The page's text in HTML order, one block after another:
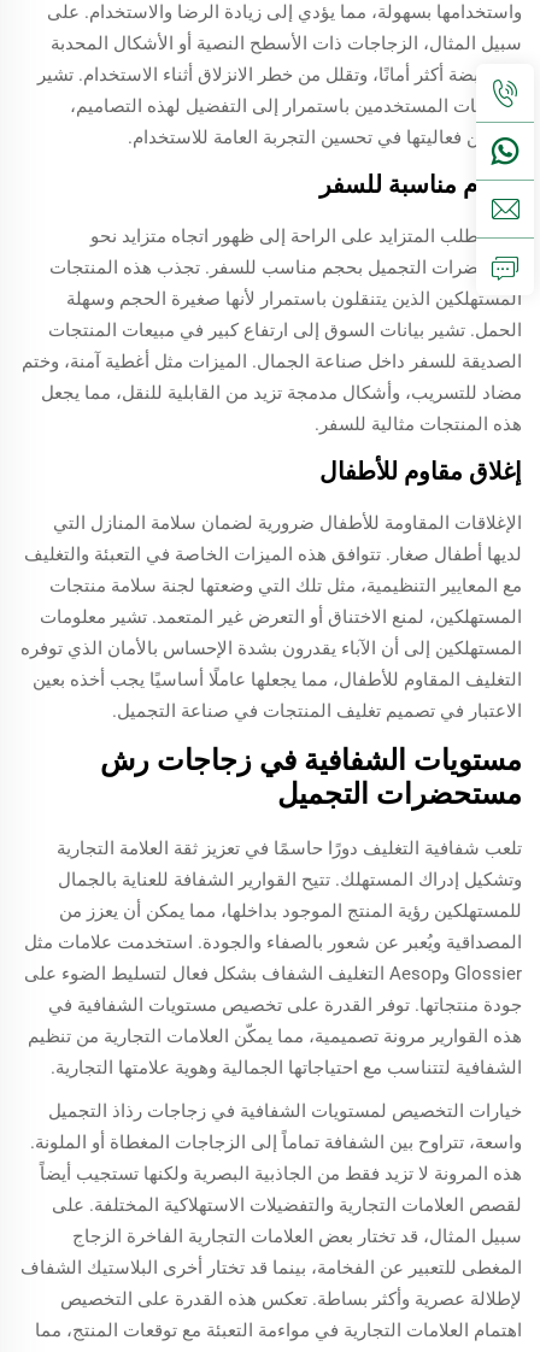
واستخدامها بسهولة، مما يؤدي إلى زيادة الرضا والاستخدام. على
سبيل المثال، الزجاجات ذات الأسطح النصية أو الأشكال المحدبة
تتيح قبضة أكثر أمانًا، وتقلل من خطر الانزلاق أثناء الاستخدام. تشير
ملاحظات المستخدمين باستمرار إلى التفضيل لهذه التصاميم،
مؤكدين فعاليتها في تحسين التجربة العامة للاستخدام.
أحجام مناسبة للسفر
أدى الطلب المتزايد على الراحة إلى ظهور اتجاه متزايد نحو
مستحضرات التجميل بحجم مناسب للسفر. تجذب هذه المنتجات
المستهلكين الذين يتنقلون باستمرار لأنها صغيرة الحجم وسهلة
الحمل. تشير بيانات السوق إلى ارتفاع كبير في مبيعات المنتجات
الصديقة للسفر داخل صناعة الجمال. الميزات مثل أغطية آمنة، وختم
مضاد للتسريب، وأشكال مدمجة تزيد من القابلية للنقل، مما يجعل
هذه المنتجات مثالية للسفر.
إغلاق مقاوم للأطفال
الإغلاقات المقاومة للأطفال ضرورية لضمان سلامة المنازل التي
لديها أطفال صغار. تتوافق هذه الميزات الخاصة في التعبئة والتغليف
مع المعايير التنظيمية، مثل تلك التي وضعتها لجنة سلامة منتجات
المستهلكين، لمنع الاختناق أو التعرض غير المتعمد. تشير معلومات
المستهلكين إلى أن الآباء يقدرون بشدة الإحساس بالأمان الذي توفره
التغليف المقاوم للأطفال، مما يجعلها عاملًا أساسيًا يجب أخذه بعين
الاعتبار في تصميم تغليف المنتجات في صناعة التجميل.
مستويات الشفافية في زجاجات رش
مستحضرات التجميل
تلعب شفافية التغليف دورًا حاسمًا في تعزيز ثقة العلامة التجارية
وتشكيل إدراك المستهلك. تتيح القوارير الشفافة للعناية بالجمال
للمستهلكين رؤية المنتج الموجود بداخلها، مما يمكن أن يعزز من
المصداقية ويُعبر عن شعور بالصفاء والجودة. استخدمت علامات مثل
Glossier وAesop التغليف الشفاف بشكل فعال لتسليط الضوء على
جودة منتجاتها. توفر القدرة على تخصيص مستويات الشفافية في
هذه القوارير مرونة تصميمية، مما يمكّن العلامات التجارية من تنظيم
الشفافية لتتناسب مع احتياجاتها الجمالية وهوية علامتها التجارية.
خيارات التخصيص لمستويات الشفافية في زجاجات رذاذ التجميل
واسعة، تتراوح بين الشفافة تماماً إلى الزجاجات المغطاة أو الملونة.
هذه المرونة لا تزيد فقط من الجاذبية البصرية ولكنها تستجيب أيضاً
لقصص العلامات التجارية والتفضيلات الاستهلاكية المختلفة. على
سبيل المثال، قد تختار بعض العلامات التجارية الفاخرة الزجاج
المغطى للتعبير عن الفخامة، بينما قد تختار أخرى البلاستيك الشفاف
لإطلالة عصرية وأكثر بساطة. تعكس هذه القدرة على التخصيص
اهتمام العلامات التجارية في مواءمة التعبئة مع توقعات المنتج، مما